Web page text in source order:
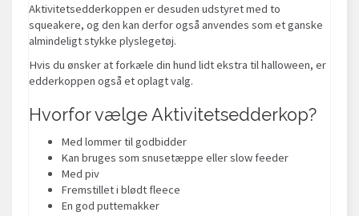
Aktivitetsedderkoppen er desuden udstyret med to
squeakere, og den kan derfor også anvendes som et ganske
almindeligt stykke plyslegetøj.
Hvis du ønsker at forkæle din hund lidt ekstra til halloween, er
edderkoppen også et oplagt valg.
Hvorfor vælge Aktivitetsedderkop?
Med lommer til godbidder
Kan bruges som snusetæppe eller slow feeder
Med piv
Fremstillet i blødt fleece
En god puttemakker